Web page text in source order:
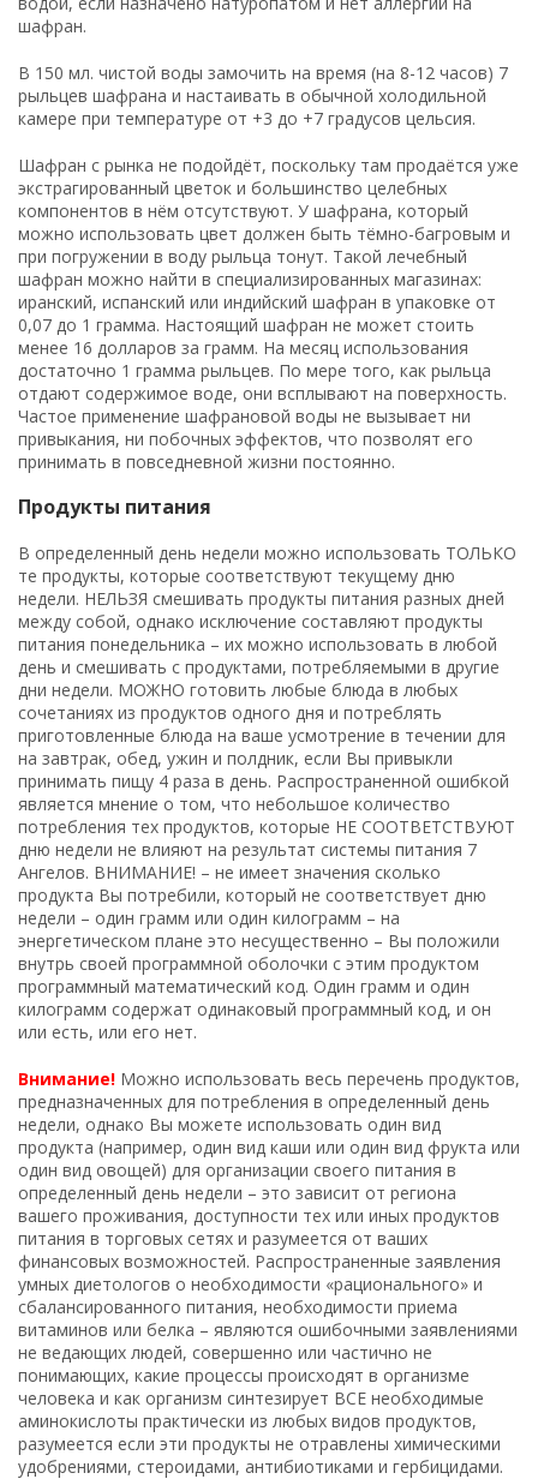
шафран.
В 150 мл. чистой воды замочить на время (на 8-12 часов) 7
рыльцев шафрана и настаивать в обычной холодильной
камере при температуре от +3 до +7 градусов цельсия.
Шафран с рынка не подойдёт, поскольку там продаётся уже
экстрагированный цветок и большинство целебных
компонентов в нём отсутствуют. У шафрана, который
можно использовать цвет должен быть тёмно-багровым и
при погружении в воду рыльца тонут. Такой лечебный
шафран можно найти в специализированных магазинах:
иранский, испанский или индийский шафран в упаковке от
0,07 до 1 грамма. Настоящий шафран не может стоить
менее 16 долларов за грамм. На месяц использования
достаточно 1 грамма рыльцев. По мере того, как рыльца
отдают содержимое воде, они всплывают на поверхность.
Частое применение шафрановой воды не вызывает ни
привыкания, ни побочных эффектов, что позволят его
принимать в повседневной жизни постоянно.
Продукты питания
В определенный день недели можно использовать ТОЛЬКО
те продукты, которые соответствуют текущему дню
недели. НЕЛЬЗЯ смешивать продукты питания разных дней
между собой, однако исключение составляют продукты
питания понедельника – их можно использовать в любой
день и смешивать с продуктами, потребляемыми в другие
дни недели. МОЖНО готовить любые блюда в любых
сочетаниях из продуктов одного дня и потреблять
приготовленные блюда на ваше усмотрение в течении для
на завтрак, обед, ужин и полдник, если Вы привыкли
принимать пищу 4 раза в день. Распространенной ошибкой
является мнение о том, что небольшое количество
потребления тех продуктов, которые НЕ СООТВЕТСТВУЮТ
дню недели не влияют на результат системы питания 7
Ангелов. ВНИМАНИЕ! – не имеет значения сколько
продукта Вы потребили, который не соответствует дню
недели – один грамм или один килограмм – на
энергетическом плане это несущественно – Вы положили
внутрь своей программной оболочки с этим продуктом
программный математический код. Один грамм и один
килограмм содержат одинаковый программный код, и он
или есть, или его нет.
Внимание! Можно использовать весь перечень продуктов,
предназначенных для потребления в определенный день
недели, однако Вы можете использовать один вид
продукта (например, один вид каши или один вид фрукта или
один вид овощей) для организации своего питания в
определенный день недели – это зависит от региона
вашего проживания, доступности тех или иных продуктов
питания в торговых сетях и разумеется от ваших
финансовых возможностей. Распространенные заявления
умных диетологов о необходимости «рационального» и
сбалансированного питания, необходимости приема
витаминов или белка – являются ошибочными заявлениями
не ведающих людей, совершенно или частично не
понимающих, какие процессы происходят в организме
человека и как организм синтезирует ВСЕ необходимые
аминокислоты практически из любых видов продуктов,
разумеется если эти продукты не отравлены химическими
удобрениями, стероидами, антибиотиками и гербицидами.